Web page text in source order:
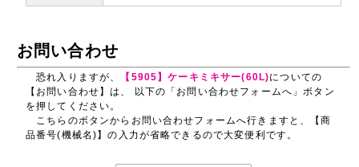
お問い合わせ
恐れ入りますが、 【5905】ケーキミキサー(60L)についての
【お問い合わせ】は、 以下の「お問い合わせフォームへ」ボタン
を押してください。
こちらのボタンからお問い合わせフォームへ行きますと、【商
品番号(機械名)】の入力が省略できるので大変便利です。